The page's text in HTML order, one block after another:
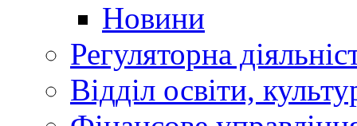
Новини
Регуляторна
Відділ освіти,